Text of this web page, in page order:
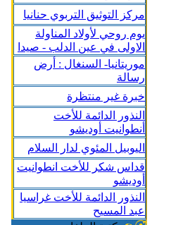
مركز التوثيق التربوي حنانيا
يوم روحي لأولاد المناولة
الاولى في عين الدلب - صيدا
موريتانيا- السنغال : أرض
رسالة
خبرة غير منتظرة
النذور الدائمة للأخت
أنطوانيت أوديشو
اليوبيل المئوي لدار السلام
قداس شكر للأخت انطوانيت
أوديشو
النذور الدائمة للأخت غراسيا
عبد المسيح